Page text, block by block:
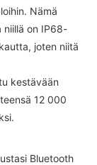
Nämä
niillä on IP68-
joten niitä
kestävään
12 000
Bluetooth